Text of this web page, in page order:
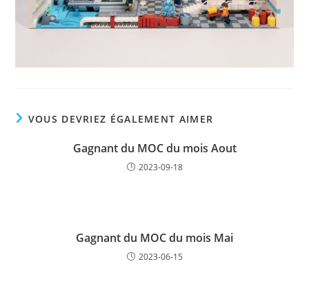
VOUS DEVRIEZ ÉGALEMENT AIMER
Gagnant du MOC du mois Aout
2023-09-18
Gagnant du MOC du mois Mai
2023-06-15